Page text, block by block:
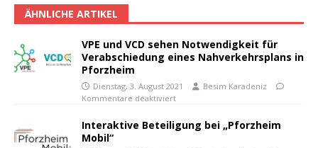
ÄHNLICHE ARTIKEL
VPE und VCD sehen Notwendigkeit für
Verabschiedung eines Nahverkehrsplans in
Pforzheim
Dienstag, 3. August 2021
Besim Karadeniz
Kommentare deaktiviert
Interaktive Beteiligung bei „Pforzheim
Mobil“